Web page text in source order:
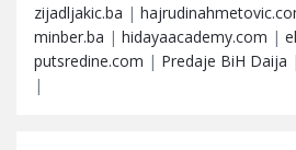
zijadljakic.ba |
minber.ba | hidayaacademy.com |
putsredine.com | Predaje BiH Daija |
|